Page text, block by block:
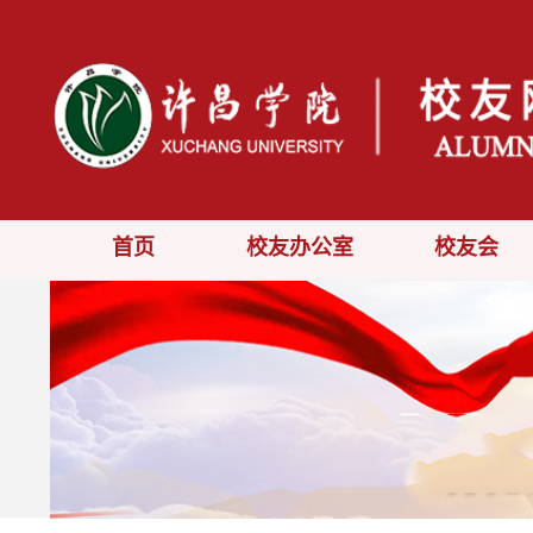
首页 校友办公室 校友会